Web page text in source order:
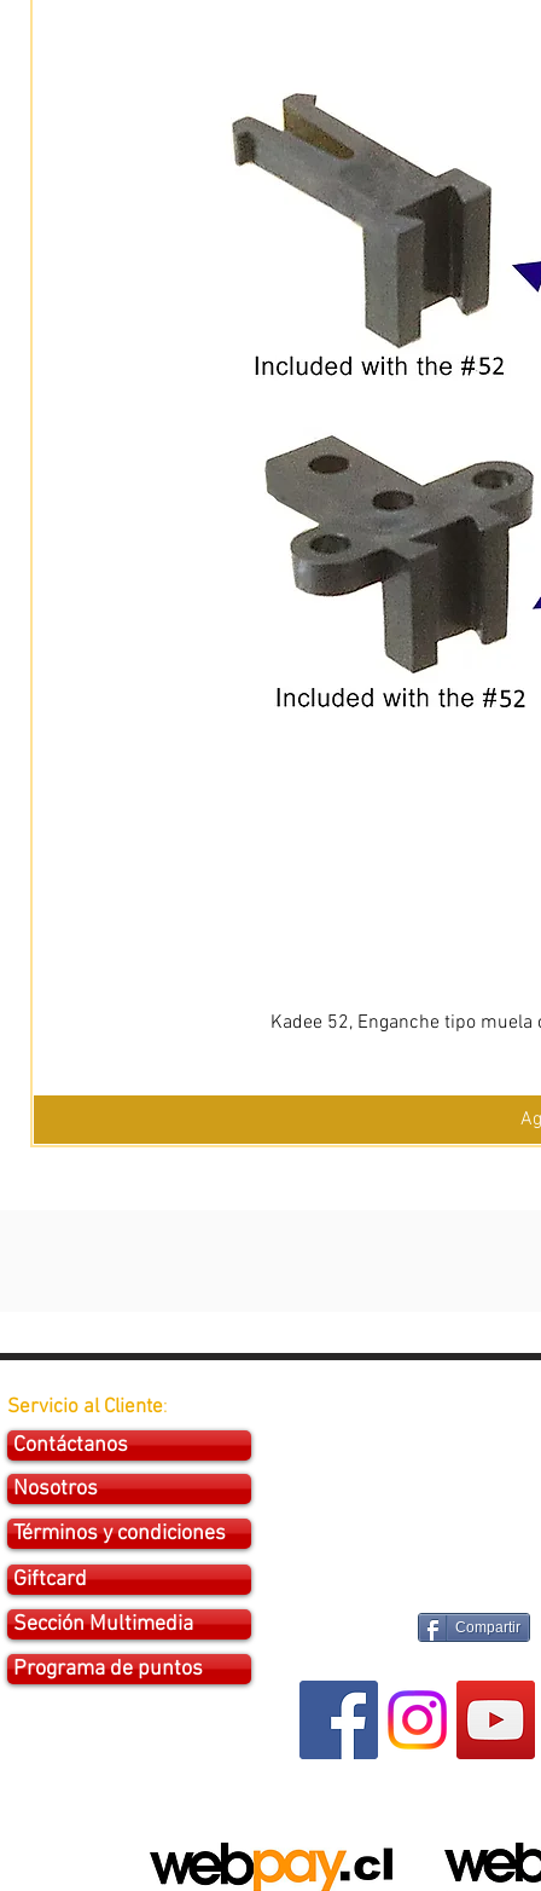
Kadee 52, Enganche tipo
Servicio al Cliente:
Contáctanos
Nosotros
Términos y condiciones
Giftcard
Sección Multimedia
Programa de puntos
Compartir